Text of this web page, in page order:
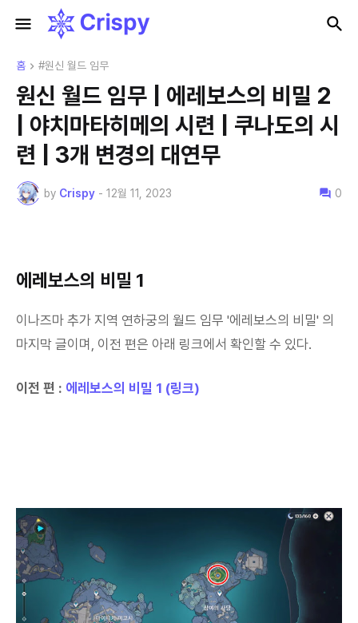
홈 #원신 월드 임무
원신 월드 임무 | 에레보스의 비밀 2
| 야치마타히메의 시련 | 쿠나도의 시
련 | 3개 변경의 대연무
by Crispy - 12월 11, 2023 0
에레보스의 비밀 1
이나즈마 추가 지역 연하궁의 월드 임무 '에레보스의 비밀' 의
마지막 글이며, 이전 편은 아래 링크에서 확인할 수 있다.
이전 편 : 에레보스의 비밀 1 (링크)